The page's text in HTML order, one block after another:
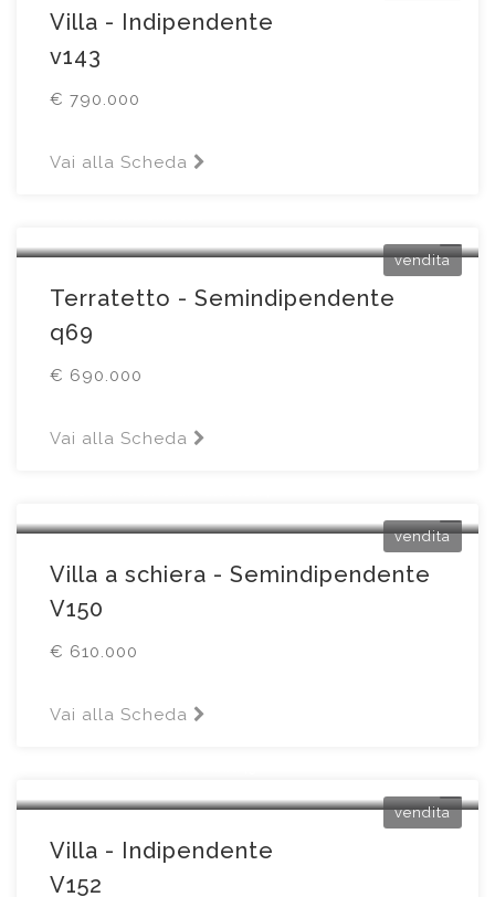
Villa - Indipendente
v143
€ 790.000
Vai alla Scheda
vendita
Terratetto - Semindipendente
q69
€ 690.000
Vai alla Scheda
vendita
Villa a schiera - Semindipendente
V150
€ 610.000
Vai alla Scheda
vendita
Villa - Indipendente
V152